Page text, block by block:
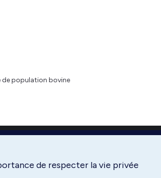
de population bovine
de respecter la vie privée